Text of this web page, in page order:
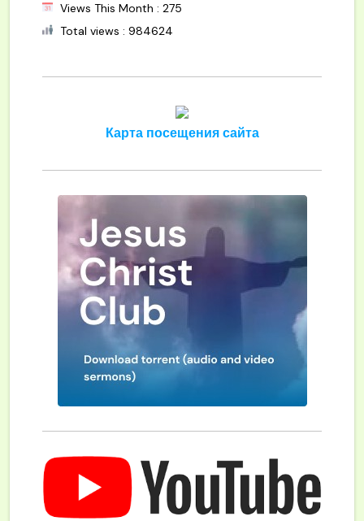
Views This Month : 275
Total views : 984624
Карта посещения сайта